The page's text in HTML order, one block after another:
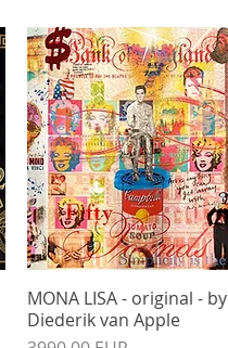
Gyorsnézet
MONA LISA - original - by
Diederik van Apple